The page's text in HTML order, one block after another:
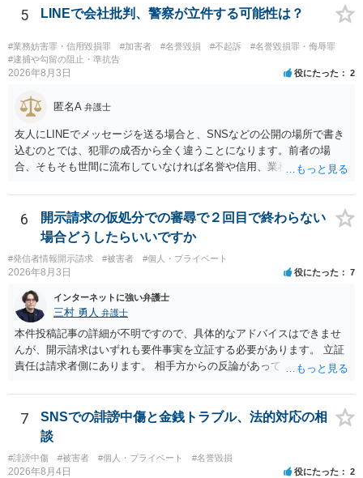
でしょうか？ →権利侵害や、名誉毀損・侮辱に該当する可能性が低い
ため、民事裁判や刑事裁判に発展することはあまり考えられないよう
に思われます。
5 LINEで会社批判、警察が立件する可能性は？
#業務妨害罪・信用毀損罪 #加害者 #名誉毀損 #不起訴
#名誉毀損罪・侮辱罪
#逮捕や勾留の阻止・準抗告
2026年8月3日 役にたった 2
匿名A 弁護士
友人にLINEでメッセージを送る場合と、SNSなどの公開の場所で書き
込むのとでは、犯罪の成否から全く違うことになります。前者の場
合、そもそも世間に流布していなければ名誉や信用、業務にかかる犯
6
開示請求の仮処分での審尋で２回目で終わらない
場合どうしたらいいですか
#発信者情報開示請求 #被害者 #個人・プライベート
2026年8月3日 役にたった 7
インターネットに強い弁護士
三村 勇人 弁護士
本件投稿記事の詳細が不明ですので、具体的なアドバイスはできませ
んが、開示請求はいずれも要件事実を立証する必要があります。 立証
責任は請求者側にあります。 相手方からの反論があっても、裁判官が
方が口頭で反論したのは、仮処分は迅速性が要求されるためです。 書
面での反論となれば、より遅延する可能性がございます。 また、本件
はXのため、APのIPアドレスの保存期間の問題もございます。 開示請
求は法律知識が不可欠ですが、それだけでは足りず、実務を踏まえた
方法を選択することが重要です。
7
SNSでの誹謗中傷と金銭トラブル、法的対応の相
談
#誹謗中傷 #被害者 #個人・プライベート #名誉毀損
2026年8月4日 役にたった 2